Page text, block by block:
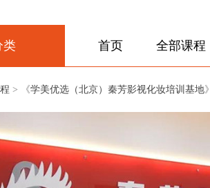
类 首页 全部课程
> 《学美优选（北京）秦芳影视化妆培训基地》